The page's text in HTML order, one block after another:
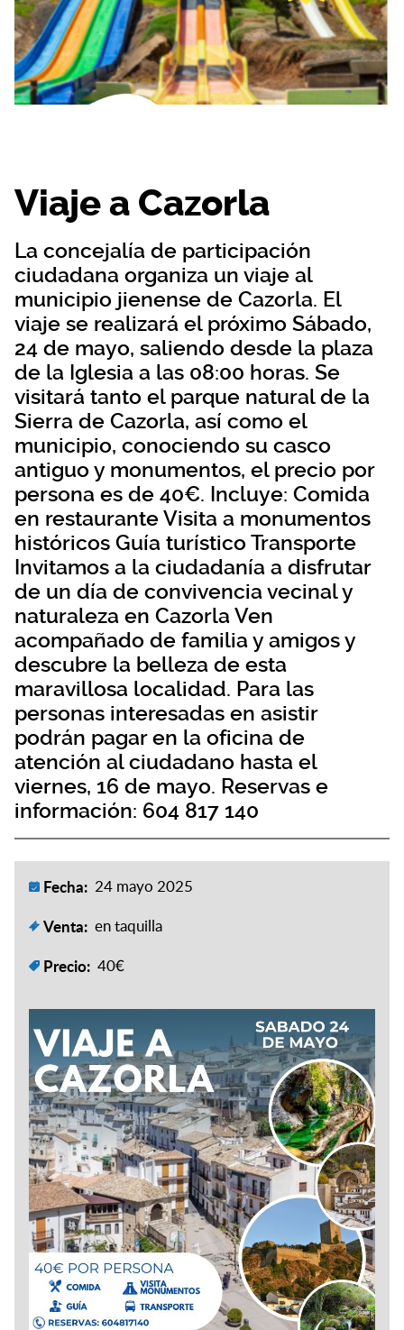
Viaje a Cazorla
La concejalía de participación
ciudadana organiza un viaje al
municipio jienense de Cazorla. El
viaje se realizará el próximo Sábado,
24 de mayo, saliendo desde la plaza
de la Iglesia a las 08:00 horas. Se
visitará tanto el parque natural de la
Sierra de Cazorla, así como el
municipio, conociendo su casco
antiguo y monumentos, el precio por
persona es de 40€. Incluye: Comida
en restaurante Visita a monumentos
históricos Guía turístico Transporte
Invitamos a la ciudadanía a disfrutar
de un día de convivencia vecinal y
naturaleza en Cazorla Ven
acompañado de familia y amigos y
descubre la belleza de esta
maravillosa localidad. Para las
personas interesadas en asistir
podrán pagar en la oficina de
atención al ciudadano hasta el
viernes, 16 de mayo. Reservas e
información: 604 817 140
Fecha: 24 mayo 2025
Venta: en taquilla
Precio: 40€